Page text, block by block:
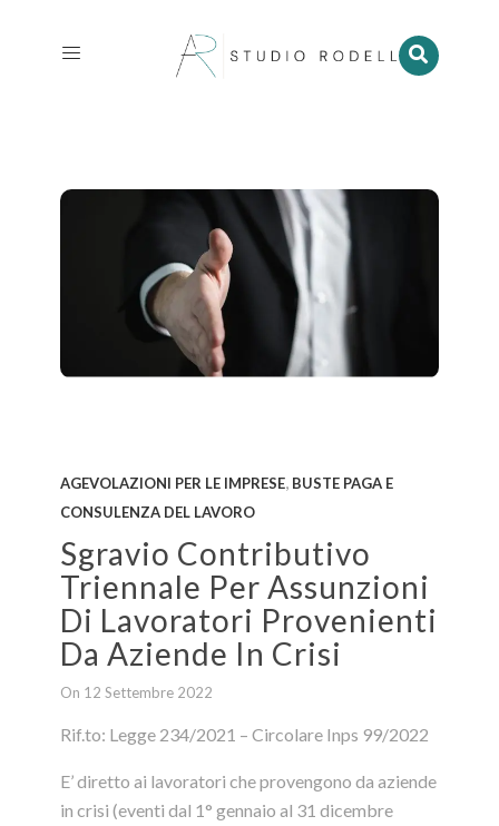
AGEVOLAZIONI PER LE IMPRESE BUSTE PAGA E
CONSULENZA DEL LAVORO
Sgravio Contributivo
Triennale Per Assunzioni
Di Lavoratori Provenienti
Da Aziende In Crisi
On 12 Settembre 2022
Rif.to: Legge 234/2021 – Circolare Inps 99/2022
E’ diretto ai lavoratori che provengono da aziende
in crisi (eventi dal 1° gennaio al 31 dicembre